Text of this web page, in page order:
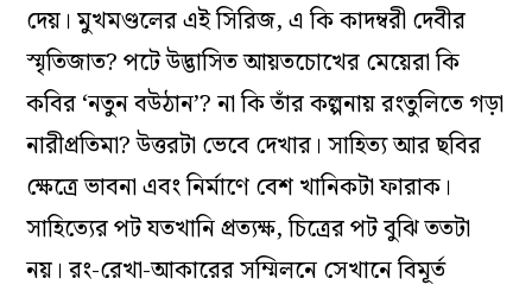
দেয়। মুখমণ্ডলের এই সিরিজ, এ কি কাদম্বরী দেবীর
স্মৃতিজাত? পটে উদ্ভাসিত আয়তচোখের মেয়েরা কি
কবির ‘নতুন বউঠান’? না কি তাঁর কল্পনায় রংতুলিতে গড়া
নারীপ্রতিমা? উত্তরটা ভেবে দেখার। সাহিত্য আর ছবির
ক্ষেত্রে ভাবনা এবং নির্মাণে বেশ খানিকটা ফারাক।
সাহিত্যের পট যতখানি প্রত্যক্ষ, চিত্রের পট বুঝি ততটা
নয়। রং-রেখা-আকারের সম্মিলনে সেখানে বিমূর্ত